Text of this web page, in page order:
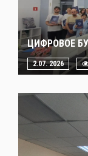
ЦИФРОВОЕ
2.07. 2026